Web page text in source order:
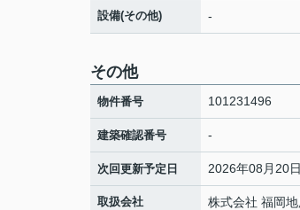
設備(その他) -
その他
物件番号 101231496
建築確認番号 -
次回更新予定日 2026年08月20日
取扱会社
株式会社 福岡